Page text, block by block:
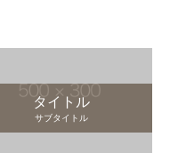
タイトル
サブタイトル